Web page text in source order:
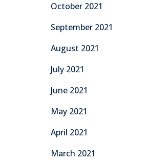
October 2021
September 2021
August 2021
July 2021
June 2021
May 2021
April 2021
March 2021